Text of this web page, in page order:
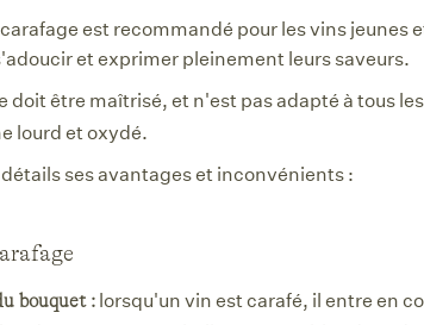
est recommandé pour les vins jeunes
et exprimer pleinement leurs saveurs.
doit être maîtrisé, et n'est pas adapté à tous
lourd et oxydé.
ses avantages et inconvénients :
bouquet : lorsqu'un vin est carafé, il entre en